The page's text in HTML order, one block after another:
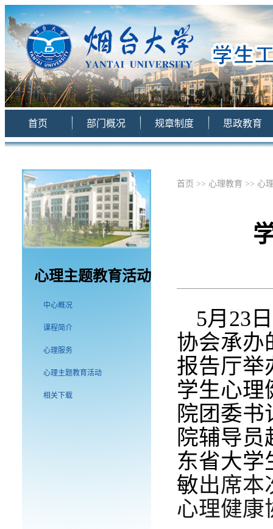
首页 部门概况 规章制度 思政教育
心理主题教育活动
中心概况
课程简介
心理服务
心理主题教育活动
相关下载
首页 >> 心理教育 >> 心
5月23
协会承办
报告厅举
学生心理
院团委
院辅导
东省大学
敏出席本
心理健康